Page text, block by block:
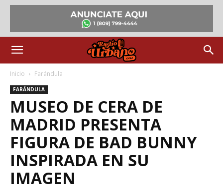
Inicio Farándula
FARÁNDULA
MUSEO DE CERA DE
MADRID PRESENTA
FIGURA DE BAD BUNNY
INSPIRADA EN SU
IMAGEN